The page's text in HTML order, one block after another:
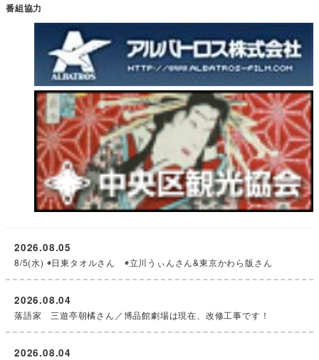
番組協力
8/5(水) ◉日東タオルさん ◉立川うぃんさん&東京かわら版さん
2026.08.05
落語家 三遊亭朝橘さん／博品館劇場は現在、改修工事です！
2026.08.04
2026.08.04